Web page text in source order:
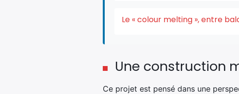
Le « colour melting », entre
Une construction
Ce projet est pensé dans une